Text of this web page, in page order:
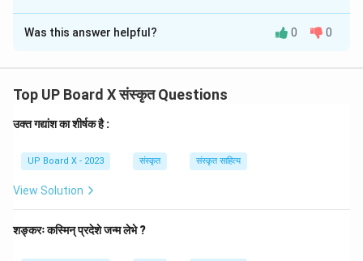
Solution and Explanation
विभक्ति का नाम:तृतीया विभक्ति
में 'कन्दुकेन' (गेंद से) सबसे प्रमुख साधन (करण) है। 'साधकतमं
करणम्' सूत्र के अनुसार, क्रिया की सिद्धि में जो सबसे अधिक सहायक
करण कारक में तृतीया विभक्ति का प्रयोग होता है। अतः 'कन्दुकेन' पद
Was this answer helpful? 0 0
Top UP Board X संस्कृत Questions
उक्त गद्यांश का शीर्षक है :
UP Board X - 2023 संस्कृत संस्कृत साहित्य
View Solution
शङ्करः कस्मिन् प्रदेशे जन्म लेभे ?